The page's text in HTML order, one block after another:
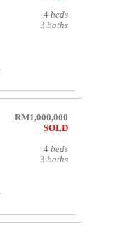
4 beds
3 baths
RM1,000,000
SOLD
4 beds
3 baths